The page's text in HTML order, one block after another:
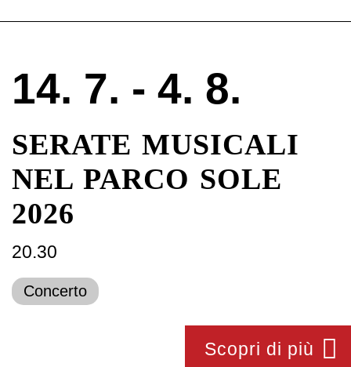
14. 7. - 4. 8.
SERATE MUSICALI
NEL PARCO SOLE
2026
20.30
Concerto
Scopri di più